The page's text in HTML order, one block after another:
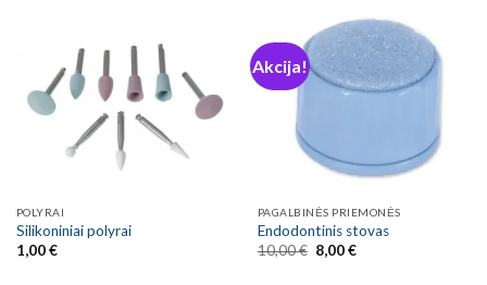
POLYRAI
Silikoniniai polyrai
1,00€
Akcija!
PAGALBINĖS PRIEMONĖS
Endodontinis stovas
10,00€ Original
price
8,00€Current